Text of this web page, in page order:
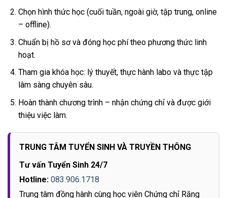
Chọn hình thức học (cuối tuần, ngoài giờ, tập trung, online
– offline).
Chuẩn bị hồ sơ và đóng học phí theo phương thức linh
hoạt.
Tham gia khóa học: lý thuyết, thực hành labo và thực tập
lâm sàng chuyên sâu.
Hoàn thành chương trình – nhận chứng chỉ và được giới
thiệu việc làm.
TRUNG TÂM TUYỂN SINH VÀ TRUYỀN THÔNG
Tư vấn Tuyển Sinh 24/7
Hotline: 083.906.1718
Trung tâm đồng hành cùng học viên Chứng chỉ Răng